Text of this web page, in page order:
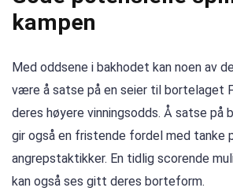
kampen
Med oddsene i bakhodet kan noen av
være å satse på en seier til bortelaget
deres høyere vinningsodds. Å satse på
gir også en fristende fordel med tanke
angrepstaktikker. En tidlig scorende
kan også ses gitt deres borteform.